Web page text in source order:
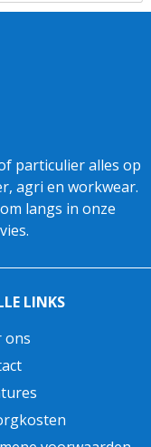
particulier alles op
agri en workwear.
langs in onze
LINKS
ons